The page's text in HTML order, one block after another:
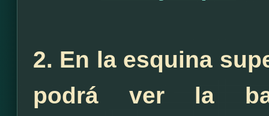
2. En la esquina
podrá ver la